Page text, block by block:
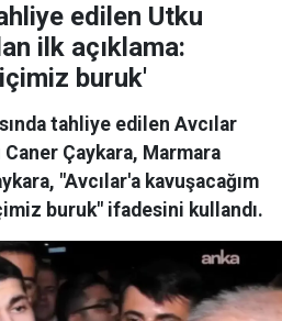
edilen Utku
ilk açıklama:
buruk'
tahliye edilen Avcılar
Caner Çaykara, Marmara
"Avcılar'a kavuşacağım
buruk" ifadesini kullandı.